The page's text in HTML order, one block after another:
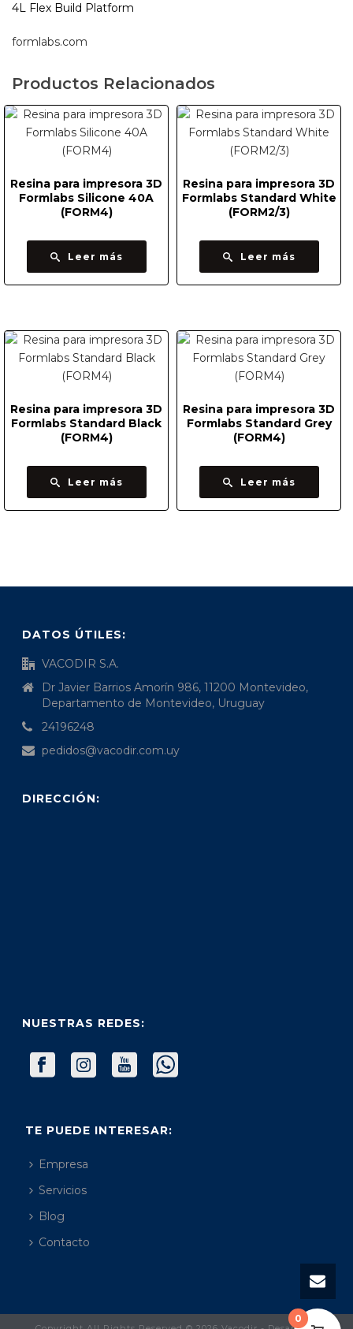
4L Flex Build Platform
formlabs.com
Productos Relacionados
Resina para impresora 3D
Formlabs Silicone 40A
(FORM4)
Leer más
Resina para impresora 3D
Formlabs Standard White
(FORM2/3)
Leer más
Resina para impresora 3D
Formlabs Standard Black
(FORM4)
Leer más
Resina para impresora 3D
Formlabs Standard Grey
(FORM4)
Leer más
DATOS ÚTILES:
VACODIR S.A.
Dr Javier Barrios Amorín 986, 11200 Montevideo,
Departamento de Montevideo, Uruguay
24196248
pedidos@vacodir.com.uy
DIRECCIÓN:
NUESTRAS REDES:
TE PUEDE INTERESAR:
Empresa
Servicios
Blog
Contacto
0